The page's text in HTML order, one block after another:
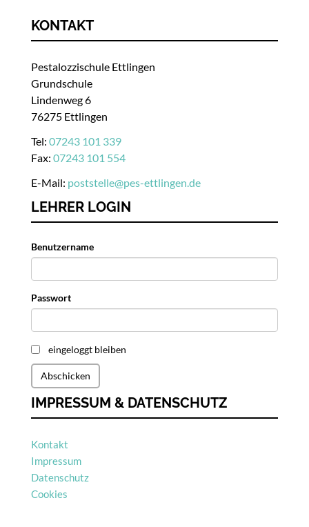
KONTAKT
Pestalozzischule Ettlingen
Grundschule
Lindenweg 6
76275 Ettlingen
Tel: 07243 101 339
Fax: 07243 101 554
E-Mail: poststelle@pes-ettlingen.de
LEHRER LOGIN
Benutzername
Passwort
eingeloggt bleiben
Abschicken
IMPRESSUM & DATENSCHUTZ
Kontakt
Impressum
Datenschutz
Cookies